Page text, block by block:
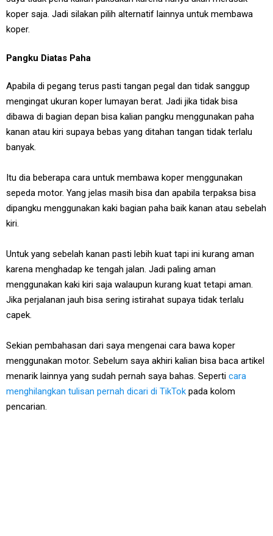
koper saja. Jadi silakan pilih alternatif lainnya untuk membawa
koper.
Pangku Diatas Paha
Apabila di pegang terus pasti tangan pegal dan tidak sanggup
mengingat ukuran koper lumayan berat. Jadi jika tidak bisa
dibawa di bagian depan bisa kalian pangku menggunakan paha
kanan atau kiri supaya bebas yang ditahan tangan tidak terlalu
banyak.
Itu dia beberapa cara untuk membawa koper menggunakan
sepeda motor. Yang jelas masih bisa dan apabila terpaksa bisa
dipangku menggunakan kaki bagian paha baik kanan atau sebelah
kiri.
Untuk yang sebelah kanan pasti lebih kuat tapi ini kurang aman
karena menghadap ke tengah jalan. Jadi paling aman
menggunakan kaki kiri saja walaupun kurang kuat tetapi aman.
Jika perjalanan jauh bisa sering istirahat supaya tidak terlalu
capek.
Sekian pembahasan dari saya mengenai cara bawa koper
menggunakan motor. Sebelum saya akhiri kalian bisa baca artikel
menarik lainnya yang sudah pernah saya bahas. Seperti cara
menghilangkan tulisan pernah dicari di TikTok pada kolom
pencarian.